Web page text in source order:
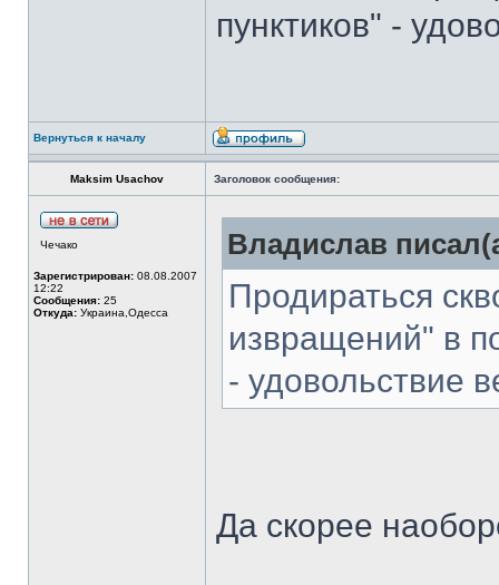
пунктиков" -
Вернуться к началу
Maksim Usachov Заголовок сообщения:
Чечако
Зарегистрирован: 08.08.2007
12:22
Сообщения: 25
Откуда: Украина,Одесса
Владислав
Продираться
извращений" в
- удовольствие
Да скорее